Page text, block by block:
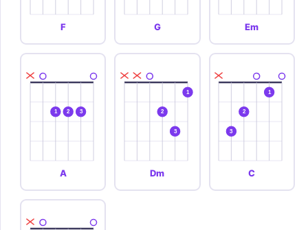
F G Em
1 2 3
A
2
3
1
Dm
3
2
1
C